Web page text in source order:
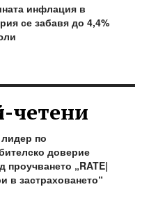
инфлация в
се забавя до 4,4%
четени
по
доверие
проучването „RATE|
в застраховането“